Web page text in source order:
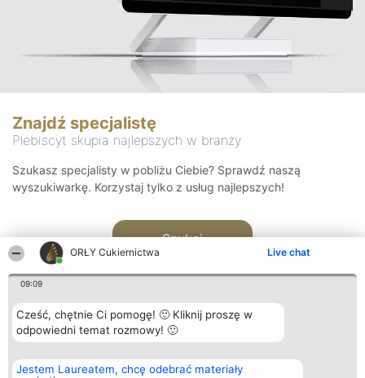
ORŁY Cukiernictwa Live chat
09:09
Cześć, chętnie Ci pomogę! 🙂 Kliknij proszę w
odpowiedni temat rozmowy! 🙂
Jestem Laureatem, chcę odebrać materiały
Znajdź specjalistę
Plebiscyt skupia najlepszych w branży
Szukasz specjalisty w pobliżu Ciebie? Sprawdź naszą
wyszukiwarkę. Korzystaj tylko z usług najlepszych!
Szukaj
Organizator plebiscytu
Bright Side Solutions sp. z o.
Plebiscyt
Laureaci
Kontakt
Kontakt